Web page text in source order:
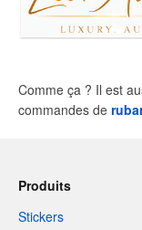
Comme ça ? Il est
commandes de
Produits
Stickers